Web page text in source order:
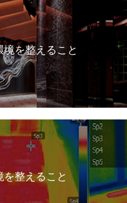
境を整えること
を整えること